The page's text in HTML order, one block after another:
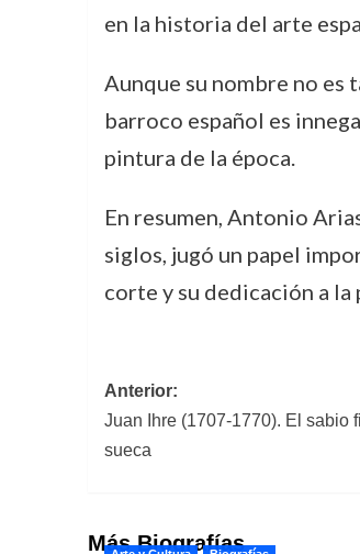
en la historia del arte
Aunque su nombre no es
barroco español es
pintura de la época.
En resumen, Antonio
siglos, jugó un papel
corte y su dedicación a
Navegación
de
Anterior:
Juan Ihre (1707-1770). El sabio
sueca
Más Biografías